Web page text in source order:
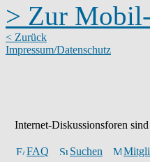
> Zur
< Zurück
Impressum/Datenschutz
Internet-Diskussionsforen
FAQ Suchen